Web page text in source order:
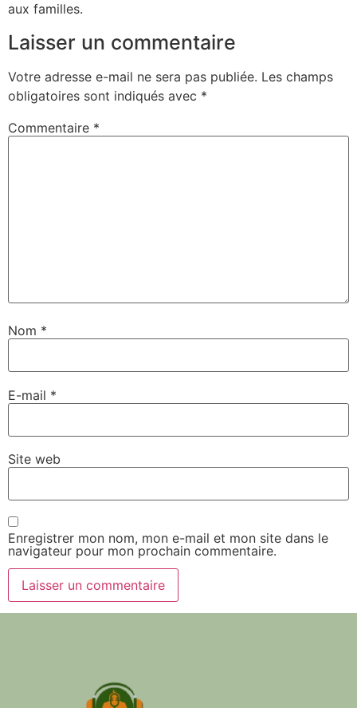
aux familles.
Laisser un commentaire
Votre adresse e-mail ne sera pas publiée. Les champs
obligatoires sont indiqués avec *
Commentaire *
Nom *
E-mail *
Site web
Enregistrer mon nom, mon e-mail et mon site dans le
navigateur pour mon prochain commentaire.